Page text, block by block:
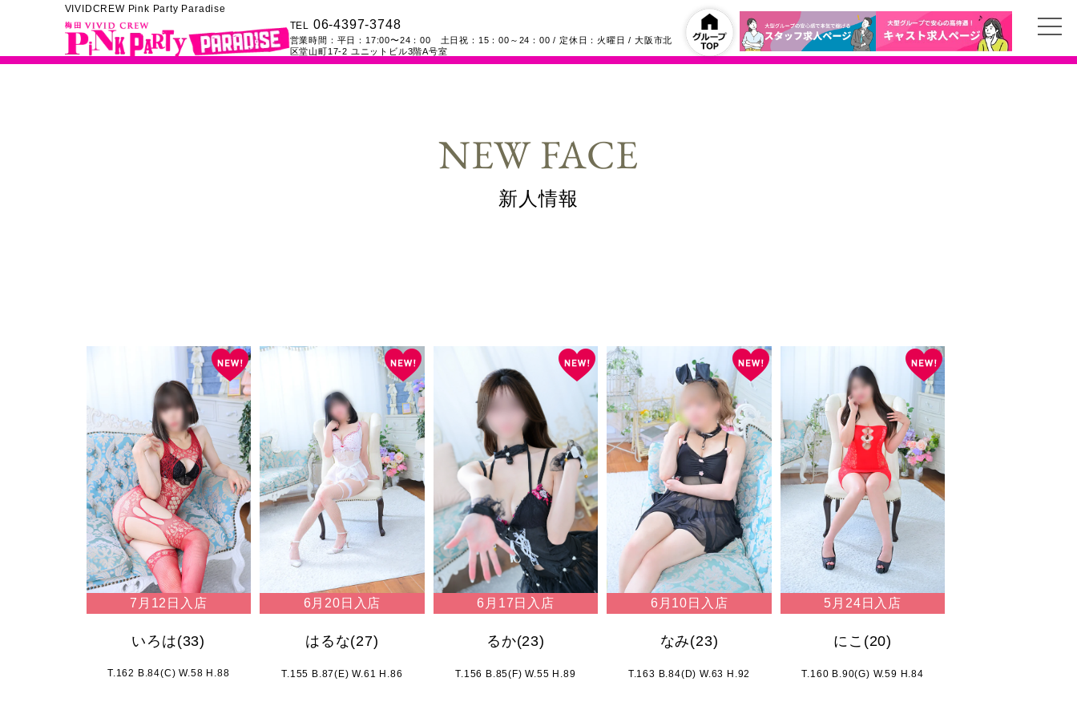
VIVIDCREW Pink Party Paradise
TEL 06-4397-3748
営業時間： 平日：17:00〜24：00 土日祝：15：00～24：00 / 定休日：火曜日 /大阪市北
区堂山町17-2 ユニットビル3階A号室
NEW FACE
新人情報
7月12日入店
いろは(33)
T.162 B.84(C) W.58 H.88
6月20日入店
はるな(27)
T.155 B.87(E) W.61 H.86
6月17日入店
るか(23)
T.156 B.85(F) W.55 H.89
6月10日入店
なみ(23)
T.163 B.84(D) W.63 H.92
5月24日入店
にこ (20)
T.160 B.90(G) W.59 H.84